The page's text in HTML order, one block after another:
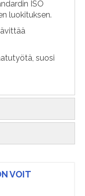
ISO
luokituksen.
suosi
VOIT